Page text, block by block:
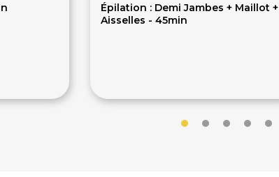
Épilation : Demi Jambes + Maillot +
Aisselles - 45min